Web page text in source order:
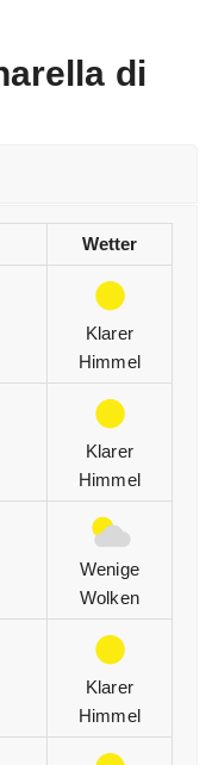
di
Wetter
Klarer
Himmel
Klarer
Himmel
Wenige
Wolken
Klarer
Himmel